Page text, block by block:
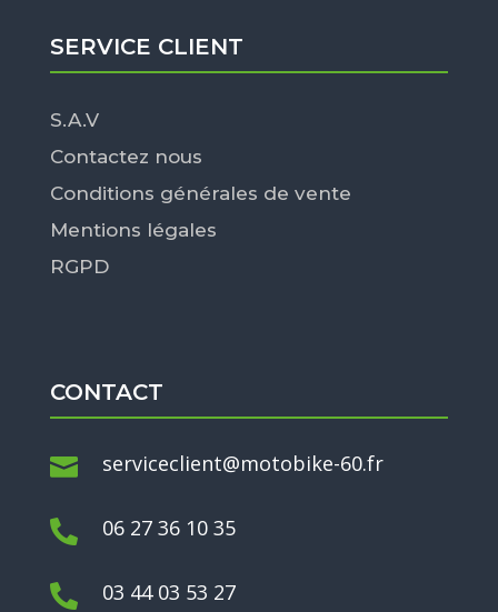
SERVICE CLIENT
S.A.V
Contactez nous
Conditions générales de vente
Mentions légales
RGPD
CONTACT
 serviceclient@motobike-60.fr
 06 27 36 10 35
 03 44 03 53 27